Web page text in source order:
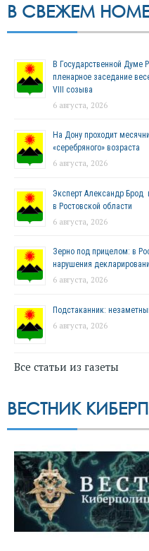
В СВЕЖЕМ
В Государственной Думе
пленарное заседание
VIII созыва
6 августа, 2026
На Дону проходит
«серебряного» возраста
6 августа, 2026
Эксперт Александр Брод
в Ростовской области
6 августа, 2026
Зерно под прицелом: в
нарушения
6 августа, 2026
Подстаканник:
6 августа, 2026
Все статьи из газеты
ВЕСТНИК